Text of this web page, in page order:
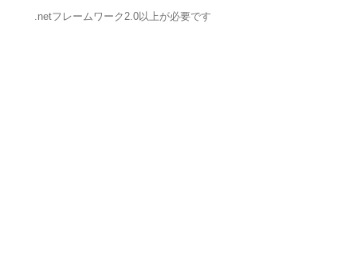
.netフレームワーク2.0以上が必要です